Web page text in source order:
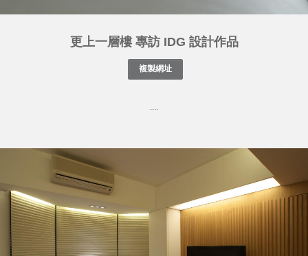
更上一層樓 專訪 IDG 設計作品
....